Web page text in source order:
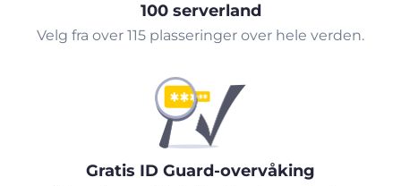
100 serverland
Velg fra over 115 plasseringer over hele verden.
Gratis ID Guard-overvåking